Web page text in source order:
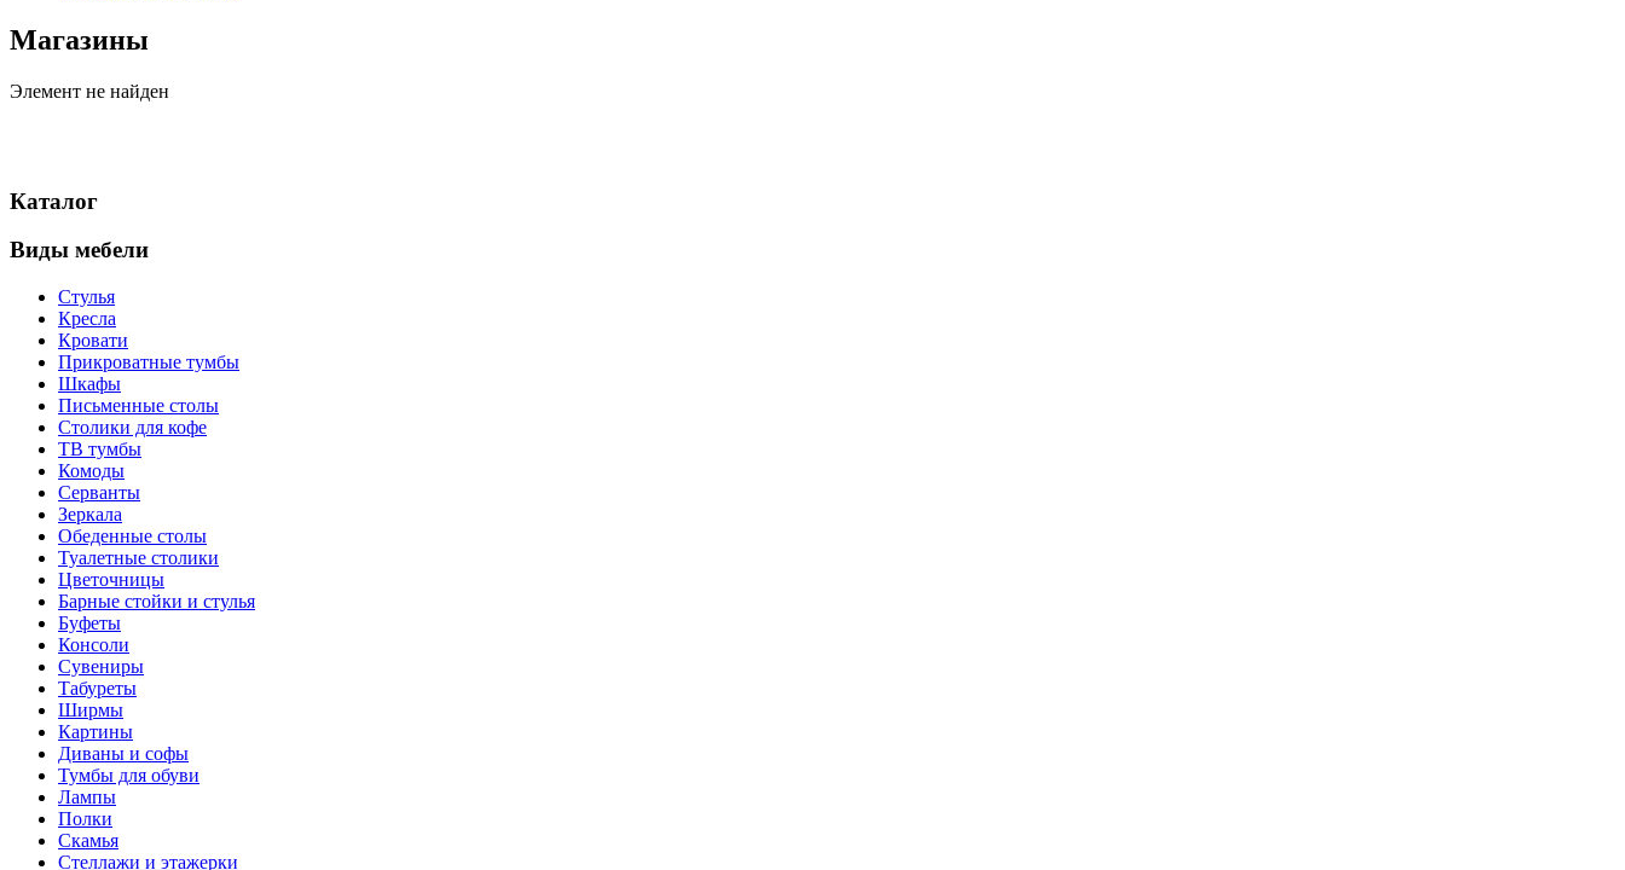
Магазины
Элемент не найден
Каталог
Виды мебели
Стулья
Кресла
Кровати
Прикроватные тумбы
Шкафы
Письменные столы
Столики для кофе
ТВ тумбы
Комоды
Серванты
Зеркала
Обеденные столы
Туалетные столики
Цветочницы
Барные стойки и стулья
Буфеты
Консоли
Сувениры
Табуреты
Ширмы
Картины
Диваны и софы
Тумбы для обуви
Лампы
Полки
Скамья
Стеллажи и этажерки